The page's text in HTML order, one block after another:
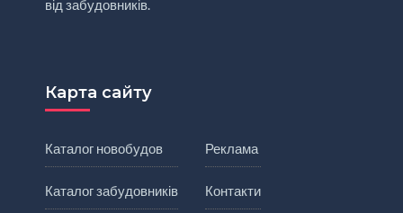
від забудовників.
Карта сайту
Каталог новобудов
Каталог забудовників
Реклама
Контакти